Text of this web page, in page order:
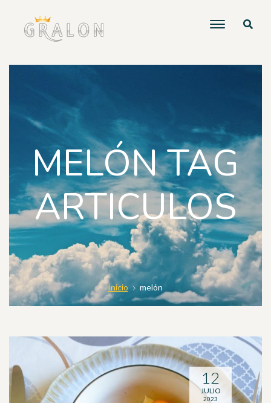
MELÓN TAG
ARTICULOS
Inicio melón
12
JULIO
2023